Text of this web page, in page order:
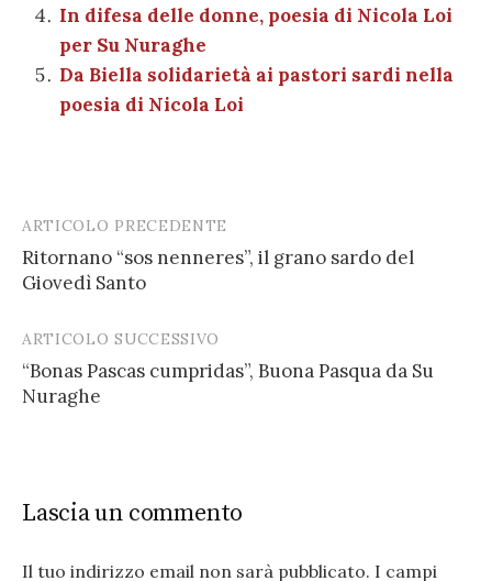
In difesa delle donne, poesia di Nicola Loi
per Su Nuraghe
Da Biella solidarietà ai pastori sardi nella
poesia di Nicola Loi
Post
navigation
ARTICOLO PRECEDENTE
Ritornano “sos nenneres”, il grano sardo del
Giovedì Santo
ARTICOLO SUCCESSIVO
“Bonas Pascas cumpridas”, Buona Pasqua da Su
Nuraghe
Lascia un commento
Il tuo indirizzo email non sarà pubblicato. I campi